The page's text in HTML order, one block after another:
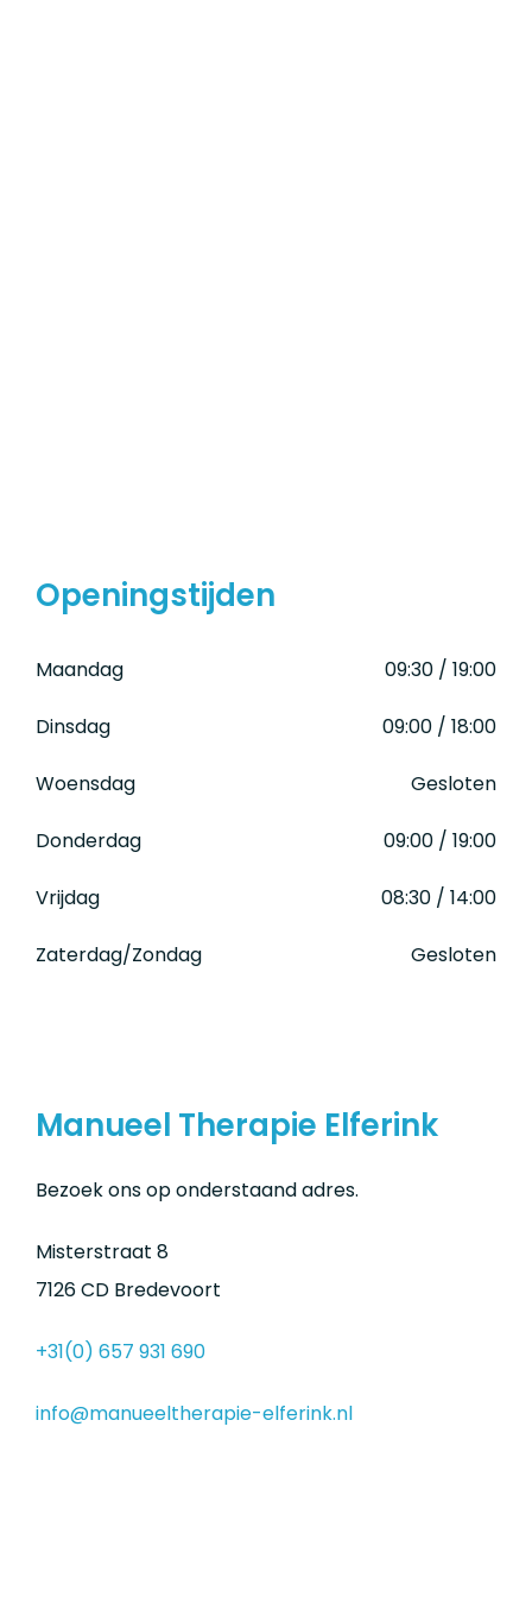
Openingstijden
Maandag 09:30 / 19:00
Dinsdag 09:00 / 18:00
Woensdag Gesloten
Donderdag 09:00 / 19:00
Vrijdag 08:30 / 14:00
Zaterdag/Zondag Gesloten
Manueel Therapie Elferink
Bezoek ons op onderstaand adres.
Misterstraat 8
7126 CD Bredevoort
+31(0) 657 931 690
info@manueeltherapie-elferink.nl